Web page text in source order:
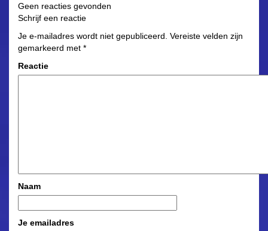
Geen reacties gevonden
Schrijf een reactie
Je e-mailadres wordt niet gepubliceerd. Vereiste velden zijn
gemarkeerd met *
Reactie
Naam
Je emailadres